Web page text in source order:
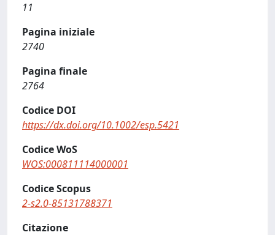
11
Pagina iniziale
2740
Pagina finale
2764
Codice DOI
https://dx.doi.org/10.1002/esp.5421
Codice WoS
WOS:000811114000001
Codice Scopus
2-s2.0-85131788371
Citazione